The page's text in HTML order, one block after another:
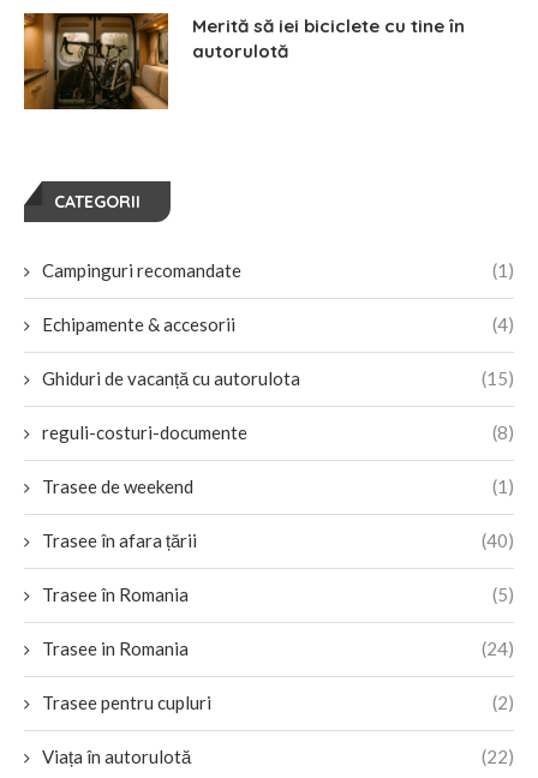
Merită să iei biciclete cu tine în
autorulotă
CATEGORII
Campinguri recomandate (1)
Echipamente & accesorii (4)
Ghiduri de vacanță cu autorulota (15)
reguli-costuri-documente (8)
Trasee de weekend (1)
Trasee în afara țării (40)
Trasee în Romania (5)
Trasee in Romania (24)
Trasee pentru cupluri (2)
Viața în autorulotă (22)